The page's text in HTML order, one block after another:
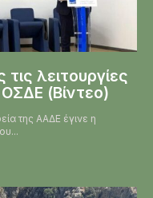
λειτουργίες
(Βίντεο)